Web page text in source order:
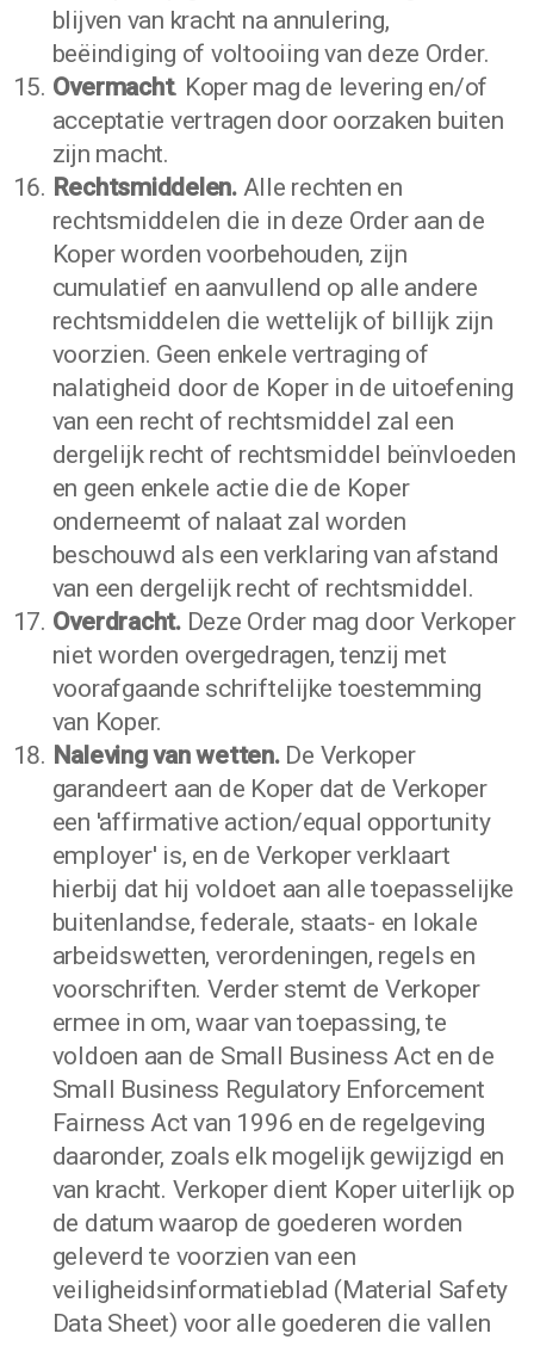
blijven van kracht na annulering,
beëindiging of voltooiing van deze Order.
Overmacht. Koper mag de levering en/of
acceptatie vertragen door oorzaken buiten
zijn macht.
Rechtsmiddelen. Alle rechten en
rechtsmiddelen die in deze Order aan de
Koper worden voorbehouden, zijn
cumulatief en aanvullend op alle andere
rechtsmiddelen die wettelijk of billijk zijn
voorzien. Geen enkele vertraging of
nalatigheid door de Koper in de uitoefening
van een recht of rechtsmiddel zal een
dergelijk recht of rechtsmiddel beïnvloeden
en geen enkele actie die de Koper
onderneemt of nalaat zal worden
beschouwd als een verklaring van afstand
van een dergelijk recht of rechtsmiddel.
Overdracht. Deze Order mag door Verkoper
niet worden overgedragen, tenzij met
voorafgaande schriftelijke toestemming
van Koper.
Naleving van wetten.De Verkoper
garandeert aan de Koper dat de Verkoper
een 'affirmative action/equal opportunity
employer' is, en de Verkoper verklaart
hierbij dat hij voldoet aan alle toepasselijke
buitenlandse, federale, staats- en lokale
arbeidswetten, verordeningen, regels en
voorschriften. Verder stemt de Verkoper
ermee in om, waar van toepassing, te
voldoen aan de Small Business Act en de
Small Business Regulatory Enforcement
Fairness Act van 1996 en de regelgeving
daaronder, zoals elk mogelijk gewijzigd en
van kracht. Verkoper dient Koper uiterlijk op
de datum waarop de goederen worden
geleverd te voorzien van een
veiligheidsinformatieblad (Material Safety
Data Sheet) voor alle goederen die vallen